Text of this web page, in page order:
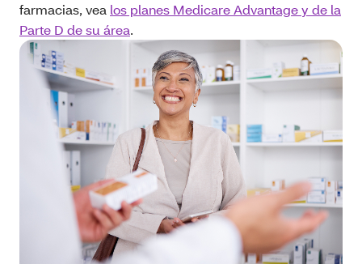
farmacias, vea los planes Medicare Advantage y de la
Parte D de su área.